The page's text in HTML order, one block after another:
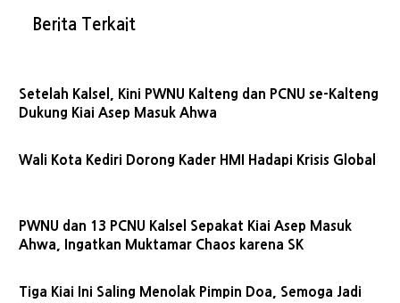
Berita Terkait
Setelah Kalsel, Kini PWNU Kalteng dan PCNU se-Kalteng
Dukung Kiai Asep Masuk Ahwa
Wali Kota Kediri Dorong Kader HMI Hadapi Krisis Global
PWNU dan 13 PCNU Kalsel Sepakat Kiai Asep Masuk
Ahwa, Ingatkan Muktamar Chaos karena SK
Tiga Kiai Ini Saling Menolak Pimpin Doa, Semoga Jadi